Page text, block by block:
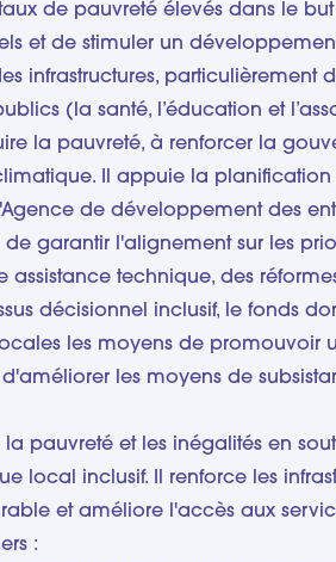
de pauvreté élevés dans le
et de stimuler un
infrastructures, particulièrement
(la santé, l’éducation et
la pauvreté, à renforcer la
Il appuie la
de développement des
garantir l'alignement sur les
technique, des
décisionnel inclusif, le fonds
les moyens de promouvoir
les moyens de
la pauvreté et les inégalités en
local inclusif. Il renforce les
et améliore l'accès aux
: